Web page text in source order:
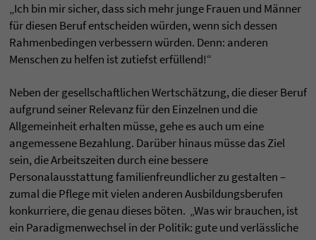
„Ich bin mir sicher, dass sich mehr junge Frauen und Männer
für diesen Beruf entscheiden würden, wenn sich dessen
Rahmenbedingen verbessern würden. Denn: anderen
Menschen zu helfen ist zutiefst erfüllend!“
Neben der gesellschaftlichen Wertschätzung, die dieser Beruf
aufgrund seiner Relevanz für den Einzelnen und die
Allgemeinheit erhalten müsse, gehe es auch um eine
angemessene Bezahlung. Darüber hinaus müsse das Ziel
sein, die Arbeitszeiten durch eine bessere
Personalausstattung familienfreundlicher zu gestalten –
zumal die Pflege mit vielen anderen Ausbildungsberufen
konkurriere, die genau dieses böten. „Was wir brauchen, ist
ein Paradigmenwechsel in der Politik: gute und verlässliche